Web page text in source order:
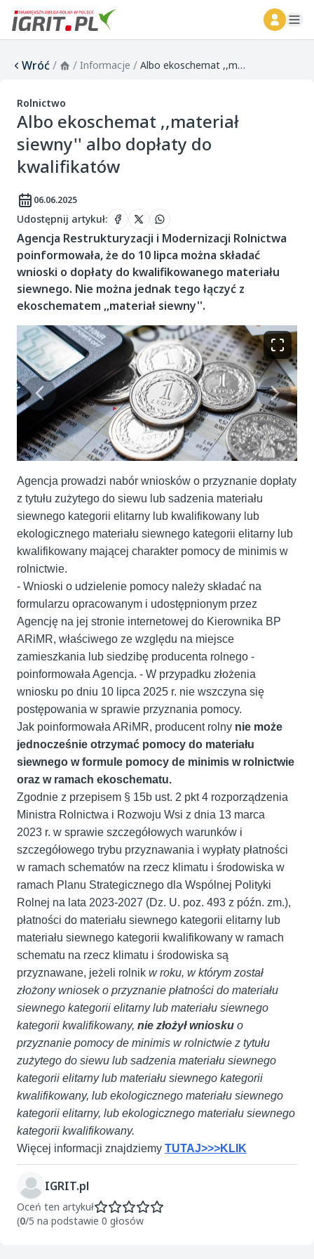
Wróć/ / Informacje / Albo ekoschemat ,,materiał siewny'' albo dopłaty do kwalifikatów
Rolnictwo
Albo ekoschemat ,,materiał
siewny'' albo dopłaty do
kwalifikatów
06.06.2025
Udostępnij artykuł:
Agencja Restrukturyzacji i Modernizacji Rolnictwa
poinformowała, że do 10 lipca można składać
wnioski o dopłaty do kwalifikowanego materiału
siewnego. Nie można jednak tego łączyć z
ekoschematem ,,materiał siewny''.
Agencja prowadzi nabór wniosków o przyznanie dopłaty
z tytułu zużytego do siewu lub sadzenia materiału
siewnego kategorii elitarny lub kwalifikowany lub
ekologicznego materiału siewnego kategorii elitarny lub
kwalifikowany mającej charakter pomocy de minimis w
rolnictwie.
- Wnioski o udzielenie pomocy należy składać na
formularzu opracowanym i udostępnionym przez
Agencję na jej stronie internetowej do Kierownika BP
ARiMR, właściwego ze względu na miejsce
zamieszkania lub siedzibę producenta rolnego -
poinformowała Agencja. - W przypadku złożenia
wniosku po dniu 10 lipca 2025 r. nie wszczyna się
postępowania w sprawie przyznania pomocy.
Jak poinformowała ARiMR, producent rolny nie może
jednocześnie otrzymać pomocy do materiału
siewnego w formule pomocy de minimis w rolnictwie
oraz w ramach ekoschematu.
Zgodnie z przepisem § 15b ust. 2 pkt 4 rozporządzenia
Ministra Rolnictwa i Rozwoju Wsi z dnia 13 marca
2023 r. w sprawie szczegółowych warunków i
szczegółowego trybu przyznawania i wypłaty płatności
w ramach schematów na rzecz klimatu i środowiska w
ramach Planu Strategicznego dla Wspólnej Polityki
Rolnej na lata 2023-2027 (Dz. U. poz. 493 z późn. zm.),
płatności do materiału siewnego kategorii elitarny lub
materiału siewnego kategorii kwalifikowany w ramach
schematu na rzecz klimatu i środowiska są
przyznawane, jeżeli rolnik w roku, w którym został
złożony wniosek o przyznanie płatności do materiału
siewnego kategorii elitarny lub materiału siewnego
kategorii kwalifikowany, nie złożył wniosku o
przyznanie pomocy de minimis w rolnictwie z tytułu
zużytego do siewu lub sadzenia materiału siewnego
kategorii elitarny lub materiału siewnego kategorii
kwalifikowany, lub ekologicznego materiału siewnego
kategorii elitarny, lub ekologicznego materiału siewnego
kategorii kwalifikowany.
Więcej informacji znajdziemy TUTAJ>>>KLIK
IGRIT.pl
Oceń ten artykuł
(0/5 na podstawie 0 głosów